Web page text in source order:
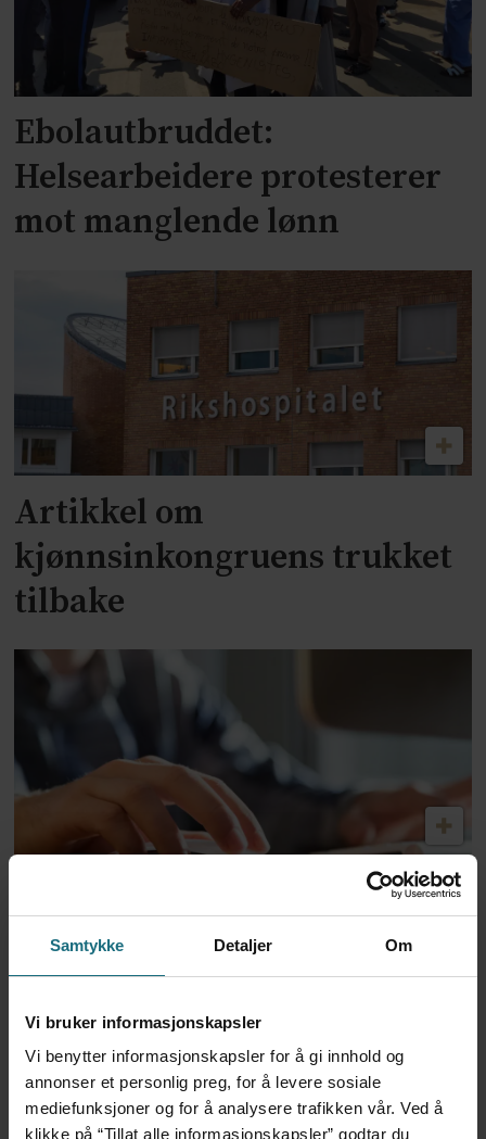
Samtykke Detaljer Om
Vi bruker informasjonskapsler
Vi benytter informasjonskapsler for å gi innhold og
annonser et personlig preg, for å levere sosiale
mediefunksjoner og for å analysere trafikken vår. Ved å
klikke på “Tillat alle informasjonskapsler” godtar du
Ebolautbruddet:
Helsearbeidere protesterer
mot manglende lønn
Artikkel om
kjønnsinkongruens trukket
tilbake
Dansk politi vil fengsle lege
for utskrivning av store
mengder Ozempic